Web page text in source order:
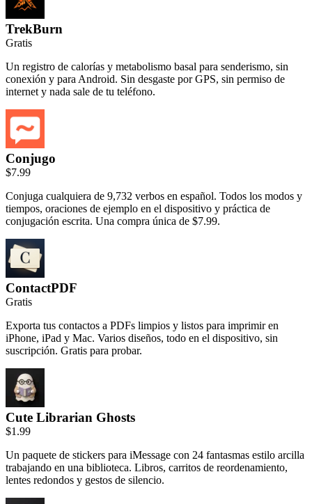
TrekBurn
Gratis
Un registro de calorías y metabolismo basal para senderismo, sin
conexión y para Android. Sin desgaste por GPS, sin permiso de
internet y nada sale de tu teléfono.
Conjugo
$7.99
Conjuga cualquiera de 9,732 verbos en español. Todos los modos y
tiempos, oraciones de ejemplo en el dispositivo y práctica de
conjugación escrita. Una compra única de $7.99.
ContactPDF
Gratis
Exporta tus contactos a PDFs limpios y listos para imprimir en
iPhone, iPad y Mac. Varios diseños, todo en el dispositivo, sin
suscripción. Gratis para probar.
Cute Librarian Ghosts
$1.99
Un paquete de stickers para iMessage con 24 fantasmas estilo arcilla
trabajando en una biblioteca. Libros, carritos de reordenamiento,
lentes redondos y gestos de silencio.